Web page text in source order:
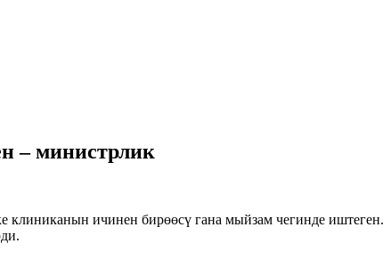
– министрлик
клиниканын ичинен бирөөсү гана мыйзам чегинде иштеген.